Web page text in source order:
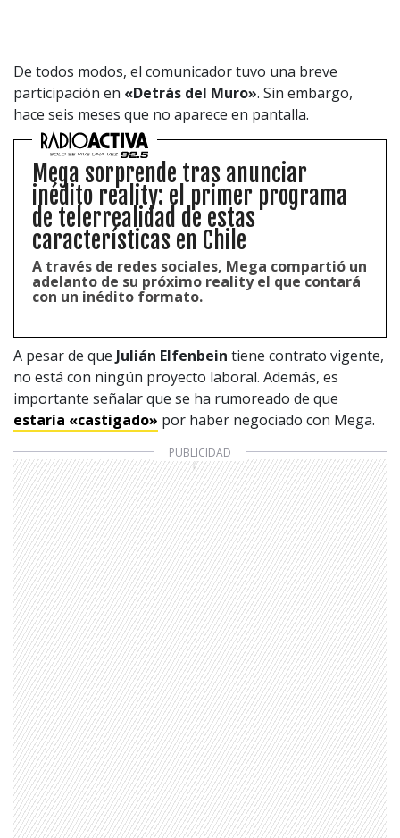
De todos modos, el comunicador tuvo una breve
participación en «Detrás del Muro». Sin embargo,
hace seis meses que no aparece en pantalla.
Mega sorprende tras anunciar
inédito reality: el primer programa
de telerrealidad de estas
características en Chile
A través de redes sociales, Mega compartió un
adelanto de su próximo reality el que contará
con un inédito formato.
A pesar de que Julián Elfenbein tiene contrato vigente,
no está con ningún proyecto laboral. Además, es
importante señalar que se ha rumoreado de que
estaría «castigado» por haber negociado con Mega.